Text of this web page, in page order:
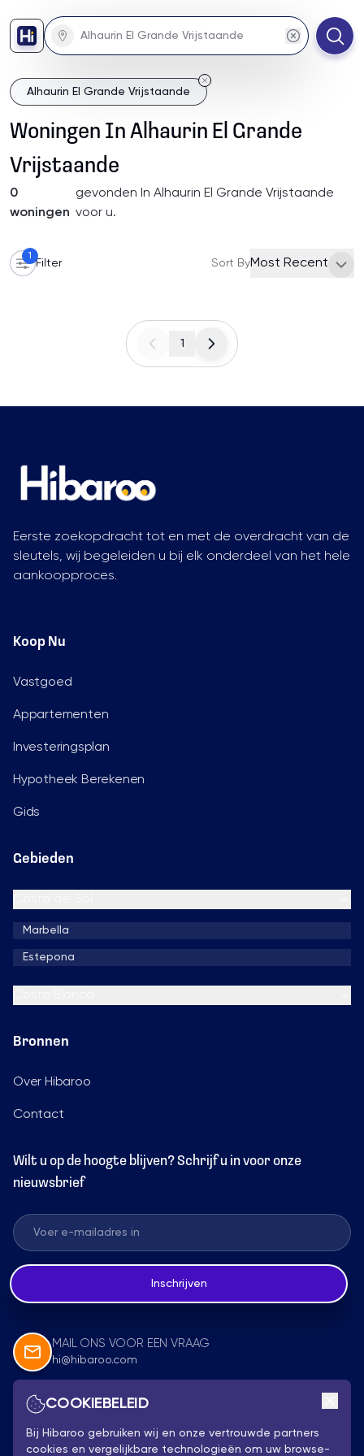
Alhaurin El Grande Vrijstaande
Woningen In Alhaurin El Grande
Vrijstaande
0
woningen
gevonden In Alhaurin El Grande Vrijstaande
voor u.
1
Filter Sort ByMost Recent
1
Eerste zoekopdracht tot en met de overdracht van de
sleutels, wij begeleiden u bij elk onderdeel van het hele
aankoopproces.
Koop Nu
Vastgoed
Appartementen
Investeringsplan
Hypotheek Berekenen
Gids
Gebieden
Marbella
Estepona
Bronnen
Over Hibaroo
Contact
Wilt u op de hoogte blijven? Schrijf u in voor onze
nieuwsbrief
Inschrijven
MAIL ONS VOOR EEN VRAAG
hi@hibaroo.com
Volg Ons
COOKIEBELEID
Bij Hibaroo gebruiken wij en onze vertrouwde partners
cookies en vergelijkbare technologieën om uw browse-